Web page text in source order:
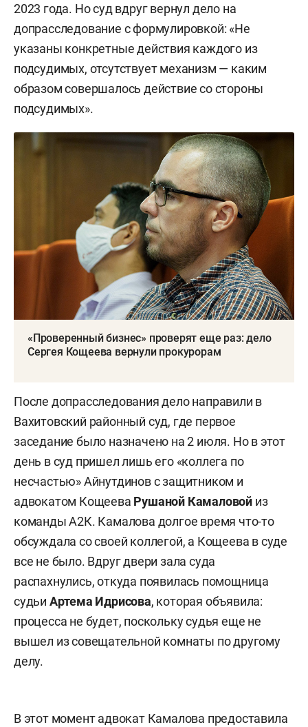
2023 года. Но суд вдруг вернул дело на
допрасследование с формулировкой: «Не
указаны конкретные действия каждого из
подсудимых, отсутствует механизм — каким
образом совершалось действие со стороны
подсудимых».
«Проверенный бизнес» проверят еще раз: дело
Сергея Кощеева вернули прокурорам
После допрасследования дело направили в
Вахитовский районный суд, где первое
заседание было назначено на 2 июля. Но в этот
день в суд пришел лишь его «коллега по
несчастью» Айнутдинов с защитником и
адвокатом Кощеева Рушаной Камаловой из
команды А2К. Камалова долгое время что-то
обсуждала со своей коллегой, а Кощеева в суде
все не было. Вдруг двери зала суда
распахнулись, откуда появилась помощница
судьи Артема Идрисова, которая объявила:
процесса не будет, поскольку судья еще не
вышел из совещательной комнаты по другому
делу.
В этот момент адвокат Камалова предоставила